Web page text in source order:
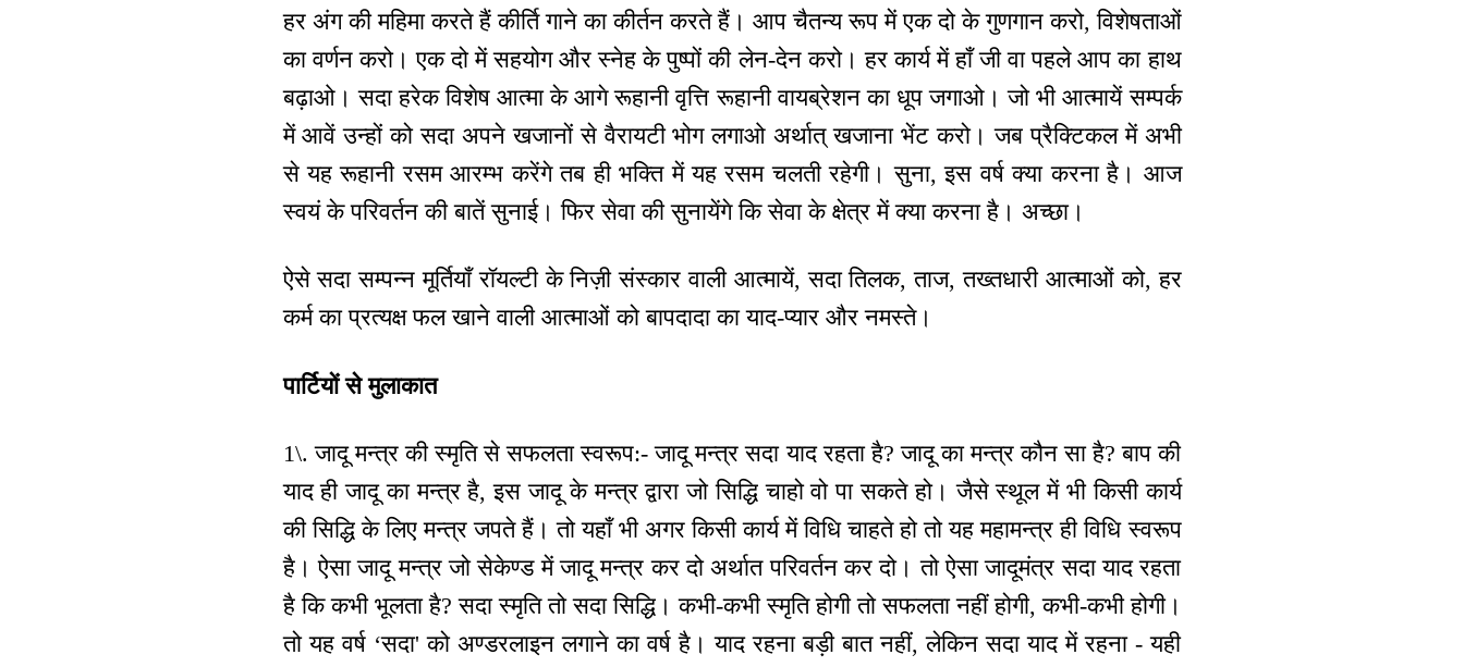
हर अंग की महिमा करते हैं कीर्ति गाने का कीर्तन करते हैं। आप चैतन्य रूप में एक दो के गुणगान करो, विशेषताओं
का वर्णन करो। एक दो में सहयोग और स्नेह के पुष्पों की लेन-देन करो। हर कार्य में हाँ जी वा पहले आप का हाथ
बढ़ाओ। सदा हरेक विशेष आत्मा के आगे रूहानी वृत्ति रूहानी वायब्रेशन का धूप जगाओ। जो भी आत्मायें सम्पर्क
में आवें उन्हों को सदा अपने खजानों से वैरायटी भोग लगाओ अर्थात् खजाना भेंट करो। जब प्रैक्टिकल में अभी
से यह रूहानी रसम आरम्भ करेंगे तब ही भक्ति में यह रसम चलती रहेगी। सुना, इस वर्ष क्या करना है। आज
स्वयं के परिवर्तन की बातें सुनाई। फिर सेवा की सुनायेंगे कि सेवा के क्षेत्र में क्या करना है। अच्छा।
ऐसे सदा सम्पन्न मूर्तियाँ रॉयल्टी के निज़ी संस्कार वाली आत्मायें, सदा तिलक, ताज, तख्तधारी आत्माओं को, हर
कर्म का प्रत्यक्ष फल खाने वाली आत्माओं को बापदादा का याद-प्यार और नमस्ते।
पार्टियों से मुलाकात
1\. जादू मन्‍त्र की स्मृति से सफलता स्वरूप:- जादू मन्‍त्र सदा याद रहता है? जादू का मन्‍त्र कौन सा है? बाप की
याद ही जादू का मन्‍त्र है, इस जादू के मन्‍त्र द्वारा जो सिद्धि चाहो वो पा सकते हो। जैसे स्थूल में भी किसी कार्य
की सिद्धि के लिए मन्‍त्र जपते हैं। तो यहाँ भी अगर किसी कार्य में विधि चाहते हो तो यह महामन्‍त्र ही विधि स्वरूप
है। ऐसा जादू मन्‍त्र जो सेकेण्ड में जादू मन्‍त्र कर दो अर्थात परिवर्तन कर दो। तो ऐसा जादूमंत्र सदा याद रहता
है कि कभी भूलता है? सदा स्मृति तो सदा सिद्धि। कभी-कभी स्मृति होगी तो सफलता नहीं होगी, कभी-कभी होगी।
तो यह वर्ष ‘सदा' को अण्डरलाइन लगाने का वर्ष है। याद रहना बड़ी बात नहीं, लेकिन सदा याद में रहना - यही